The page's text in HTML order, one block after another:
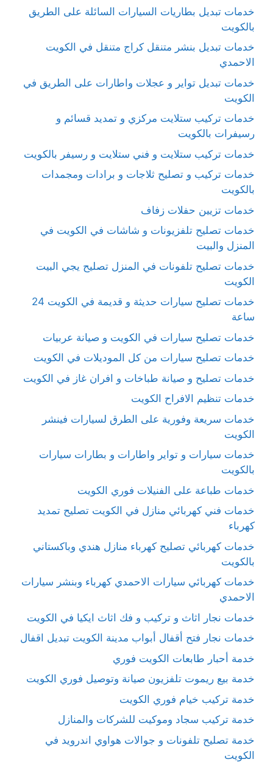
خدمات تبديل بطاريات السيارات السائلة على الطريق
بالكويت
خدمات تبديل بنشر متنقل كراج متنقل في الكويت
الاحمدي
خدمات تبديل تواير و عجلات واطارات على الطريق في
الكويت
خدمات تركيب ستلايت مركزي و تمديد قسائم و
رسيفرات بالكويت
خدمات تركيب ستلايت و فني ستلايت و رسيفر بالكويت
خدمات تركيب و تصليح ثلاجات و برادات ومجمدات
بالكويت
خدمات تزيين حفلات زفاف
خدمات تصليح تلفزيونات و شاشات في الكويت في
المنزل والبيت
خدمات تصليح تلفونات في المنزل تصليح يجي البيت
الكويت
خدمات تصليح سيارات حديثة و قديمة في الكويت 24
ساعة
خدمات تصليح سيارات في الكويت و صيانة عربيات
خدمات تصليح سيارات من كل الموديلات في الكويت
خدمات تصليح و صيانة طباخات و افران غاز في الكويت
خدمات تنظيم الافراح الكويت
خدمات سريعة وفورية على الطرق لسيارات فينشر
الكويت
خدمات سيارات و تواير واطارات و بطارات سيارات
بالكويت
خدمات طباعة على الفنيلات فوري الكويت
خدمات فني كهربائي منازل في الكويت تصليح تمديد
كهرباء
خدمات كهربائي تصليح كهرباء منازل هندي وباكستاني
بالكويت
خدمات كهربائي سيارات الاحمدي كهرباء وبنشر سيارات
الاحمدي
خدمات نجار اثاث و تركيب و فك اثاث ايكيا في الكويت
خدمات نجار فتح أقفال أبواب مدينة الكويت تبديل اقفال
خدمة أحبار طابعات الكويت فوري
خدمة بيع ريموت تلفزيون صيانة وتوصيل فوري الكويت
خدمة تركيب خيام فوري الكويت
خدمة تركيب سجاد وموكيت للشركات والمنازل
خدمة تصليح تلفونات و جوالات هواوي اندرويد في
الكويت